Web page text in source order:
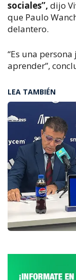
sociales”, dijo
que Paulo
delantero.
“Es una
aprender”,
LEA TAMBIÉN